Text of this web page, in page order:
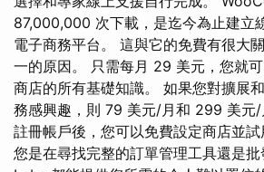
87,000,000 次下載，是迄今為止建立
電子商務平台。 這與它的免費有很大
一的原因。 只需每月 29 美元，您就
商店的所有基礎知識。 如果您對擴展
務感興趣，則 79 美元/月和 299 美元/
註冊帳戶後，您可以免費設定商店並
您是在尋找完整的訂單管理工具還是